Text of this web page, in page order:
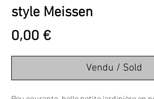
style Meissen
0,00 €
Vendu / Sold